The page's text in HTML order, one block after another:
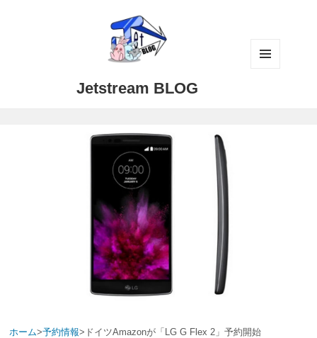
Jetstream BLOG
ホーム>予約情報> ドイツAmazonが「LG G Flex 2」予約開始